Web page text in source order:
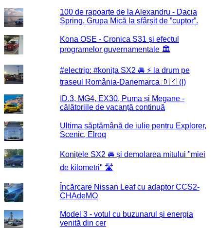
100 de rapoarte de la Alexandru - Dacia
Spring. Grupa Mică la sfârșit de ”cuptor”.
Kona OSE - Cronica S31 și efectul
programelor guvernamentale 🏛️
#electrip: #konița SX2 🚘 ⚡️ la drum pe
traseul România-Danemarca 🇩🇰 (I)
ID.3, MG4, EX30, Puma și Megane -
călătoriile de vacanță continuă
Ultima săptămână de iulie pentru Explorer,
Scenic, Elroq
Konițele SX2 🚘 și demolarea mitului "miei
de kilometri" 🛣️
Încărcare Nissan Leaf cu adaptor CCS2-
CHAdeMO
Model 3 - votul cu buzunarul și energia
venită din cer